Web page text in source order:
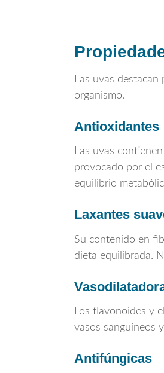
Las uvas
organismo.
Antioxidantes
Las uvas
provocado por el
equilibrio
Laxantes
Su contenido en
dieta equilibrada.
Los flavonoides y
vasos sanguíneos
Antifúngicas